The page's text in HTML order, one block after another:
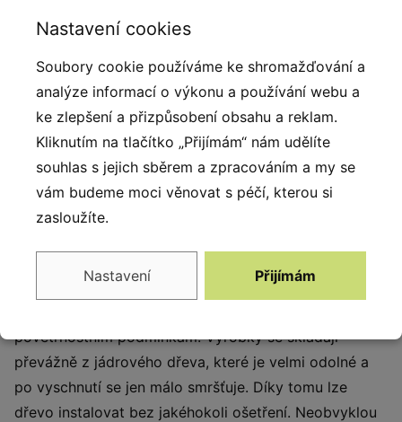
Popis produktu
Výrobky Robinia Play se vyznačují poutavým,
elegantním a přirozeným vzhledem. Zařízení jsou
vyrobena ze speciálního druhu dřeva získaného z
ekologických zdrojů a plantáží připravených k tomuto
účelu. Dřevo obsahuje velké množství olejů, které jsou
si zachovává svůj estetický vzhled a pevnost po
povětrnostním podmínkám. Výrobky se skládají
převážně z jádrového dřeva, které je velmi odolné a
po vyschnutí se jen málo smršťuje. Díky tomu lze
dřevo instalovat bez jakéhokoli ošetření. Neobvyklou
Nastavení cookies
Soubory cookie používáme ke shromažďování a
analýze informací o výkonu a používání webu a
ke zlepšení a přizpůsobení obsahu a reklam.
Kliknutím na tlačítko „Přijímám“ nám udělíte
souhlas s jejich sběrem a zpracováním a my se
vám budeme moci věnovat s péčí, kterou si
zasloužíte.
Nastavení Přijímám